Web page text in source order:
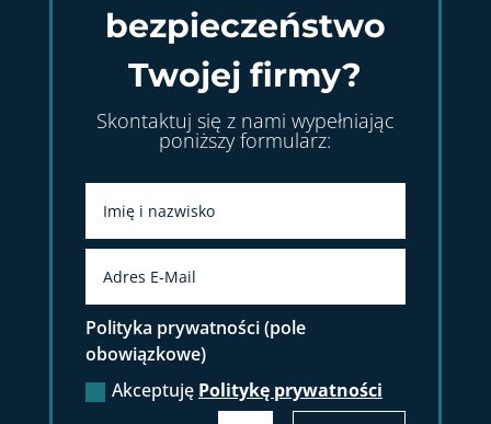
bezpieczeństwo
Twojej firmy?
Skontaktuj się z nami wypełniając
poniższy formularz:
Polityka prywatności (pole
obowiązkowe)
Akceptuję Politykę prywatności